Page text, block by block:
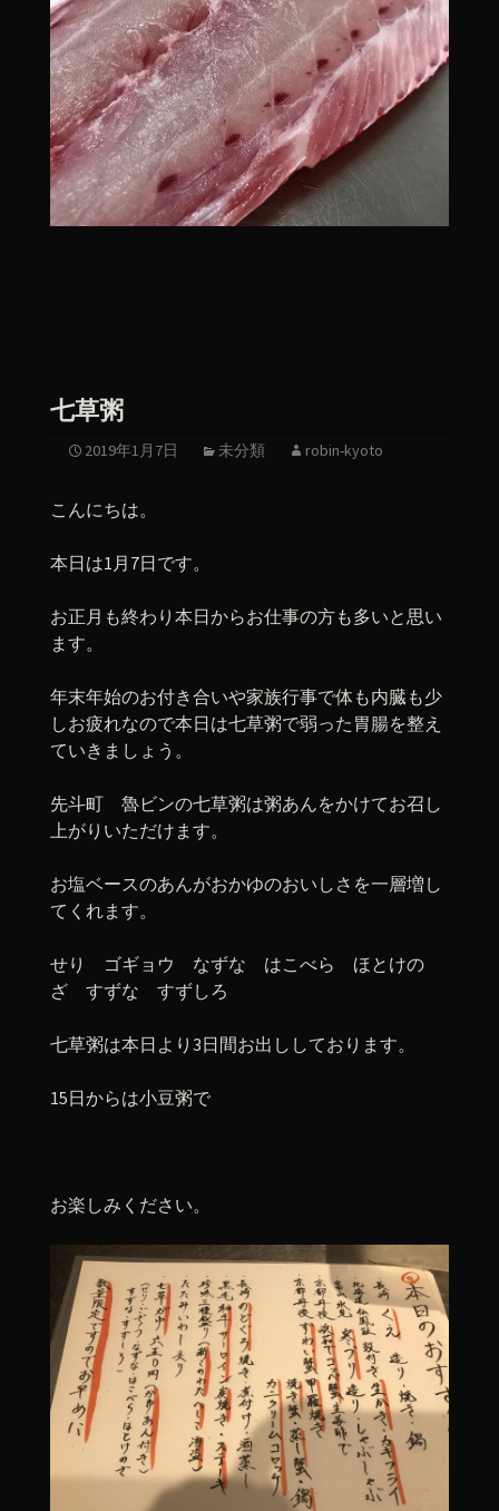
七草粥
2019年1月7日 未分類 robin-kyoto
こんにちは。
本日は1月7日です。
お正月も終わり本日からお仕事の方も多いと思い
ます。
年末年始のお付き合いや家族行事で体も内臓も少
しお疲れなので本日は七草粥で弱った胃腸を整え
ていきましょう。
先斗町 魯ビンの七草粥は粥あんをかけてお召し
上がりいただけます。
お塩ベースのあんがおかゆのおいしさを一層増し
てくれます。
せり ゴギョウ なずな はこべら ほとけの
ざ すずな すずしろ
七草粥は本日より3日間お出ししております。
15日からは小豆粥で
お楽しみください。